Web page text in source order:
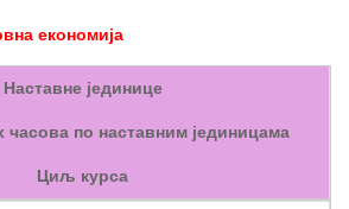
економија
Наставне јединице
часова по наставним јединицама
Циљ курса